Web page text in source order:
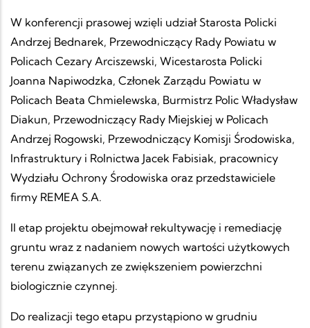
W konferencji prasowej wzięli udział Starosta Policki
Andrzej Bednarek, Przewodniczący Rady Powiatu w
Policach Cezary Arciszewski, Wicestarosta Policki
Joanna Napiwodzka, Członek Zarządu Powiatu w
Policach Beata Chmielewska, Burmistrz Polic Władysław
Diakun, Przewodniczący Rady Miejskiej w Policach
Andrzej Rogowski, Przewodniczący Komisji Środowiska,
Infrastruktury i Rolnictwa Jacek Fabisiak, pracownicy
Wydziału Ochrony Środowiska oraz przedstawiciele
firmy REMEA S.A.
II etap projektu obejmował rekultywację i remediację
gruntu wraz z nadaniem nowych wartości użytkowych
terenu związanych ze zwiększeniem powierzchni
biologicznie czynnej.
Do realizacji tego etapu przystąpiono w grudniu